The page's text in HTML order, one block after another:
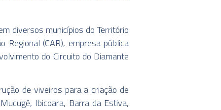
diversos municípios do Território
Regional (CAR), empresa pública
do Circuito do Diamante
de viveiros para a criação de
Ibicoara, Barra da Estiva,